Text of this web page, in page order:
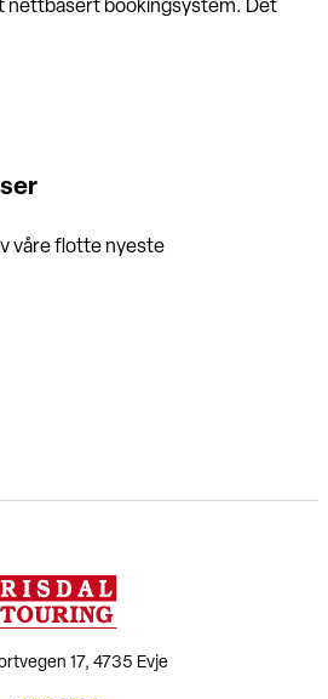
nettbasert bookingsystem. Det
våre flotte nyeste
17, 4735 Evje